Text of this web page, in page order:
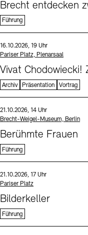
Brecht entdecken
Führung
Datum und Uhrzeit:
16.10.2026, 19 Uhr
Standort
Pariser Platz, Plenarsaal
Vivat Chodowiecki!
Archiv Präsentation Vortrag
Datum und Uhrzeit:
21.10.2026, 14 Uhr
Standort
Brecht-Weigel-Museum, Berlin
Berühmte Frauen
Führung
Datum und Uhrzeit:
21.10.2026, 17 Uhr
Standort
Pariser Platz
Bilderkeller
Führung